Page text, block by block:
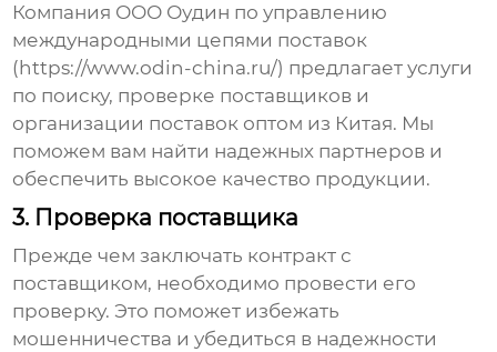
Компания ООО Оудин по управлению
международными цепями поставок
(https://www.odin-china.ru/) предлагает услуги
по поиску, проверке поставщиков и
организации поставок оптом из Китая. Мы
поможем вам найти надежных партнеров и
обеспечить высокое качество продукции.
3. Проверка поставщика
Прежде чем заключать контракт с
поставщиком, необходимо провести его
проверку. Это поможет избежать
мошенничества и убедиться в надежности